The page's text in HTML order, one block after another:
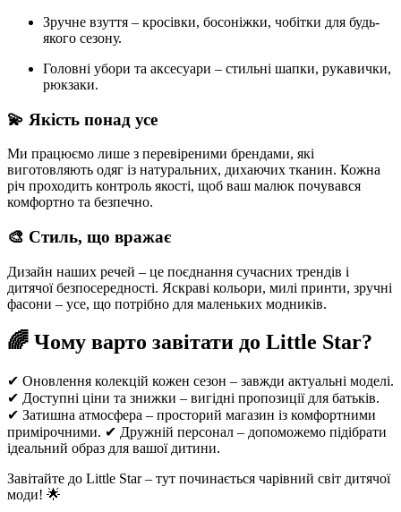
Зручне взуття – кросівки, босоніжки, чобітки для будь-
якого сезону.
Головні убори та аксесуари – стильні шапки, рукавички,
рюкзаки.
💫 Якість понад усе
Ми працюємо лише з перевіреними брендами, які
виготовляють одяг із натуральних, дихаючих тканин. Кожна
річ проходить контроль якості, щоб ваш малюк почувався
комфортно та безпечно.
🎨 Стиль, що вражає
Дизайн наших речей – це поєднання сучасних трендів і
дитячої безпосередності. Яскраві кольори, милі принти, зручні
фасони – усе, що потрібно для маленьких модників.
🌈 Чому варто завітати до Little Star?
✔ Оновлення колекцій кожен сезон – завжди актуальні моделі.
✔ Доступні ціни та знижки – вигідні пропозиції для батьків.
✔ Затишна атмосфера – просторий магазин із комфортними
примірочними. ✔ Дружній персонал – допоможемо підібрати
ідеальний образ для вашої дитини.
Завітайте до Little Star – тут починається чарівний світ дитячої
моди! 🌟